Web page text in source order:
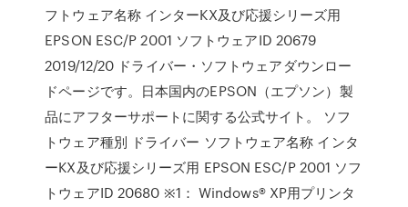
フトウェア名称 インターKX及び応援シリーズ用
EPSON ESC/P 2001 ソフトウェアID 20679
2019/12/20 ドライバー・ソフトウェアダウンロー
ドページです。日本国内のEPSON（エプソン）製
品にアフターサポートに関する公式サイト。 ソフ
トウェア種別 ドライバー ソフトウェア名称 インタ
ーKX及び応援シリーズ用 EPSON ESC/P 2001 ソフ
トウェアID 20680 ※1： Windows® XP用プリンタ